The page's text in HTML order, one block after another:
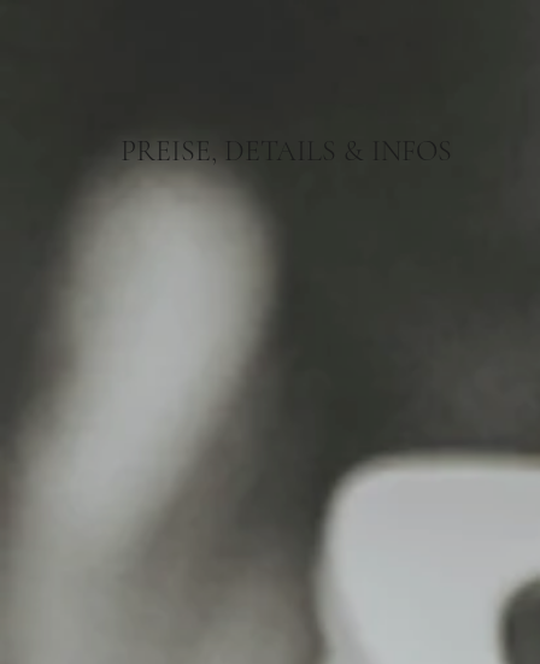
PREISE, DETAILS & INFOS